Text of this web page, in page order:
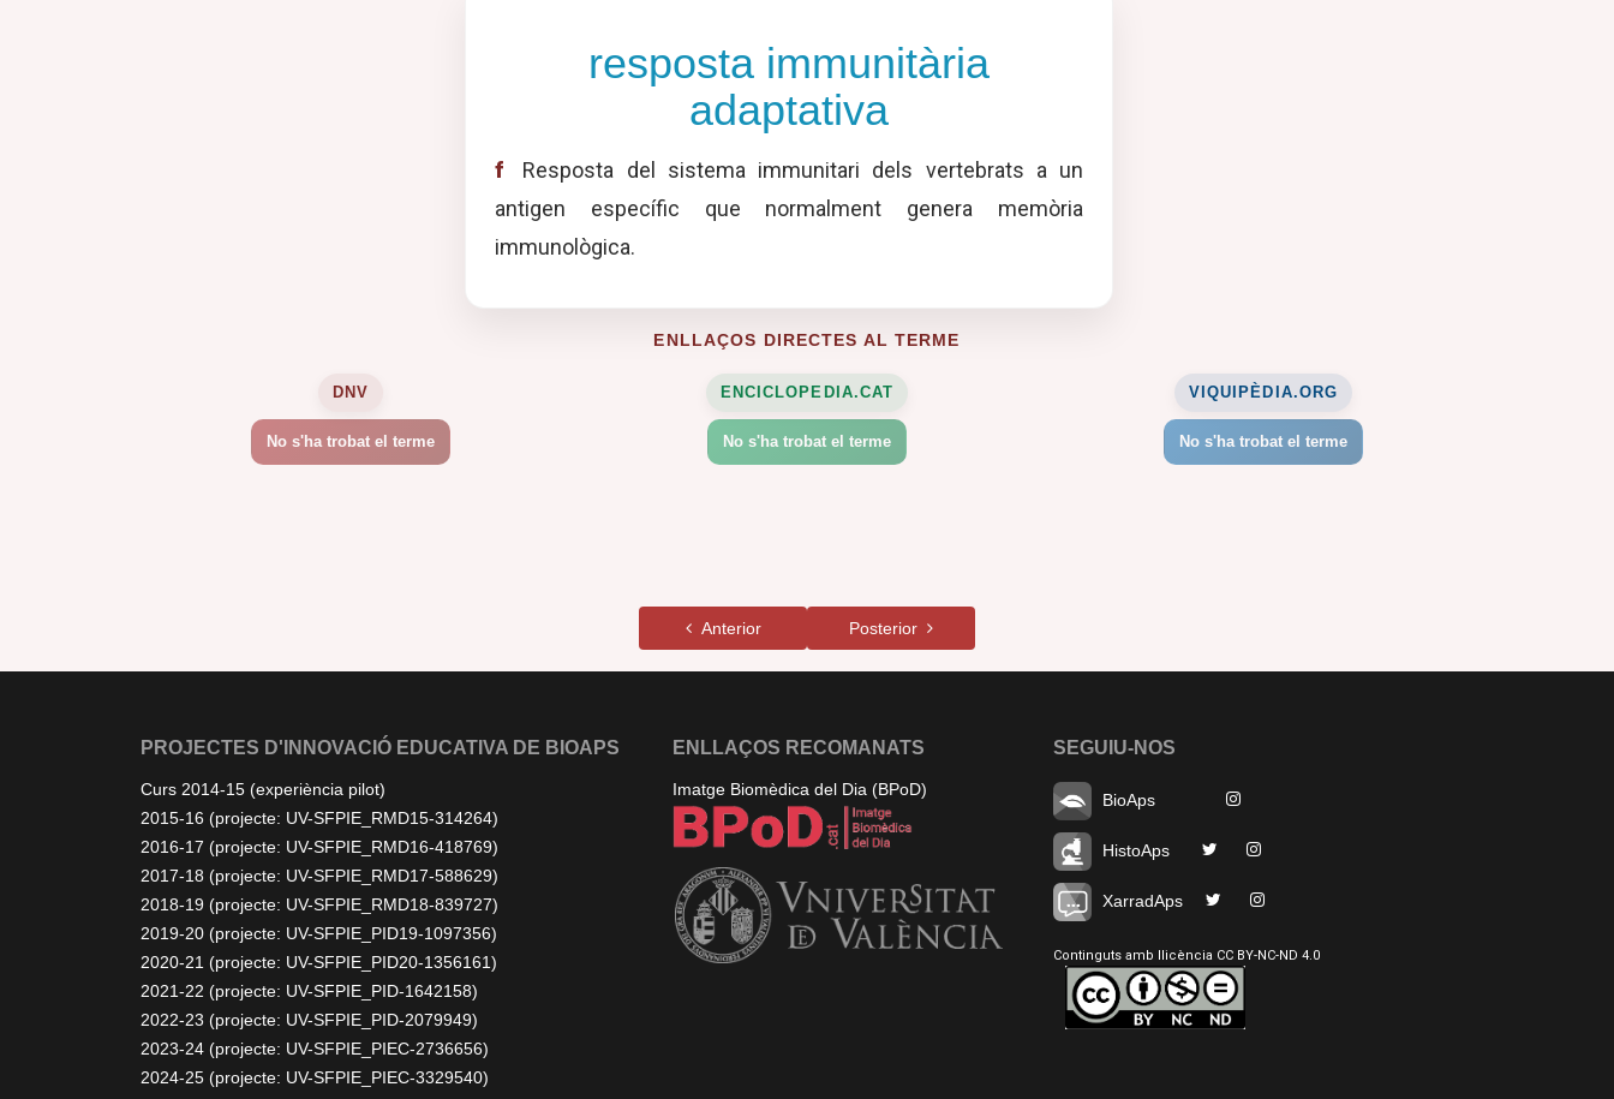
resposta immunitària
adaptativa
f
Resposta del sistema immunitari dels vertebrats a un
antigen específic que normalment genera memòria
immunològica.
ENLLAÇOS DIRECTES AL TERME
DNV
No s'ha trobat el terme
ENCICLOPEDIA.CAT
No s'ha trobat el terme
VIQUIPÈDIA.ORG
No s'ha trobat el terme
Anterior Posterior
PROJECTES D'INNOVACIÓ EDUCATIVA DE BIOAPS
Curs 2014-15 (experiència pilot)
2015-16 (projecte: UV-SFPIE_RMD15-314264)
2016-17 (projecte: UV-SFPIE_RMD16-418769)
2017-18 (projecte: UV-SFPIE_RMD17-588629)
2018-19 (projecte: UV-SFPIE_RMD18-839727)
2019-20 (projecte: UV-SFPIE_PID19-1097356)
2020-21 (projecte: UV-SFPIE_PID20-1356161)
2021-22 (projecte: UV-SFPIE_PID-1642158)
2022-23 (projecte: UV-SFPIE_PID-2079949)
2023-24 (projecte: UV-SFPIE_PIEC-2736656)
2024-25 (projecte: UV-SFPIE_PIEC-3329540)
ENLLAÇOS RECOMANATS
Imatge Biomèdica del Dia (BPoD)
SEGUIU-NOS
BioAps
HistoAps
XarradAps
Continguts amb llicència CC BY-NC-ND 4.0